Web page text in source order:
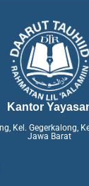
Kantor
Kel. Gegerkalong,
Jawa Barat